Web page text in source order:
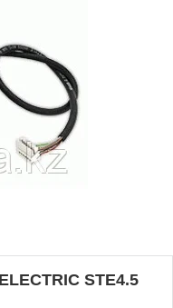
STE4.5